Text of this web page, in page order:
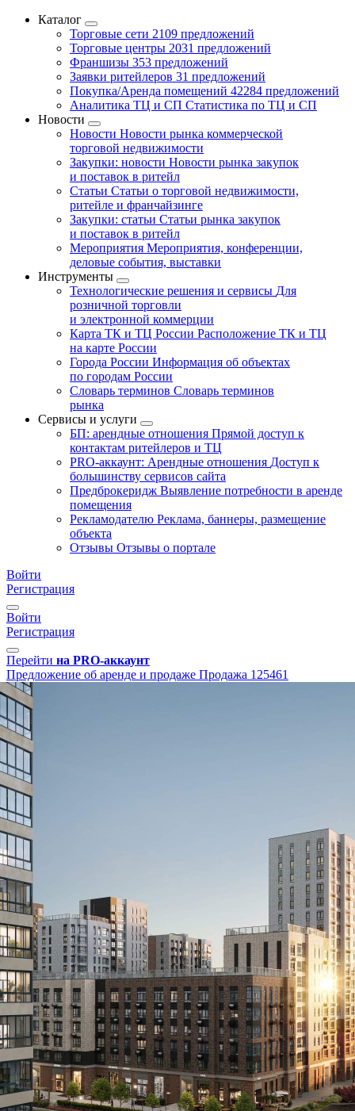
Каталог
Торговые сети 2109 предложений
Торговые центры 2031 предложений
Франшизы 353 предложений
Заявки ритейлеров 31 предложений
Покупка/Аренда помещений 42284 предложений
Аналитика ТЦ и СП Статистика по ТЦ и СП
Новости
Новости Новости рынка коммерческой
торговой недвижимости
Закупки: новости Новости рынка закупок
и поставок в ритейл
Статьи Статьи о торговой недвижимости,
ритейле и франчайзинге
Закупки: статьи Статьи рынка закупок
и поставок в ритейл
Мероприятия Мероприятия, конференции,
деловые события, выставки
Инструменты
Технологические решения и сервисы Для
розничной торговли
и электронной коммерции
Карта ТК и ТЦ России Расположение ТК и ТЦ
на карте России
Города России Информация об объектах
по городам России
Словарь терминов Словарь терминов
рынка
Сервисы и услуги
БП: арендные отношения Прямой доступ к
контактам ритейлеров и ТЦ
PRO-аккаунт: Арендные отношения Доступ к
большинству сервисов сайта
Предброкеридж Выявление потребности в аренде
помещения
Рекламодателю Реклама, баннеры, размещение
объекта
Отзывы Отзывы о портале
Войти
Регистрация
Войти
Регистрация
Перейти на PRO-аккаунт
Предложение об аренде и продаже Продажа 125461